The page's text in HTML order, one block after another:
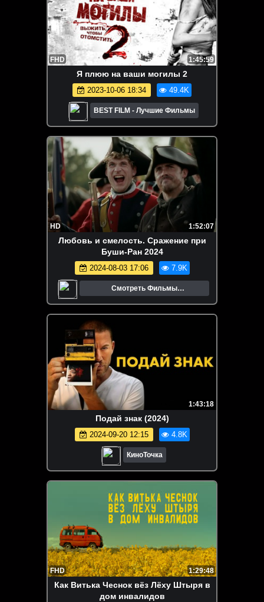
FHD 1:45:59
Я плюю на ваши могилы 2
2023-10-06 18:34 49.4K
BEST FILM - Лучшие Фильмы
HD 1:52:07
Любовь и смелость. Сражение при
Буши-Ран 2024
2024-08-03 17:06 7.9K
Смотреть Фильмы
Онлайн.Трейлеры.Кино.
1:43:18
Подай знак (2024)
2024-09-20 12:15 4.8K
КиноТочка
FHD 1:29:48
Как Витька Чеснок вёз Лёху Штыря в
дом инвалидов